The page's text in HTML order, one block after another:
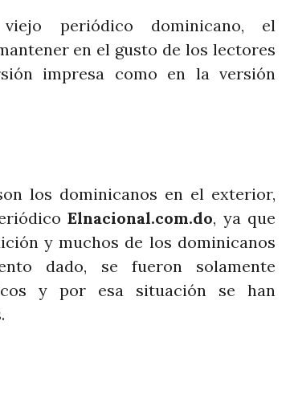
periódico dominicano, el
en el gusto de los lectores
impresa como en la versión
los dominicanos en el exterior,
Elnacional.com.do, ya que
y muchos de los dominicanos
dado, se fueron solamente
y por esa situación se han